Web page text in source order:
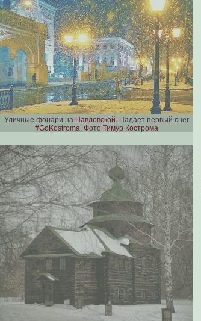
Уличные фонари на Павловской. Падает первый снег
#GoKostroma Фото Тимур Кострома